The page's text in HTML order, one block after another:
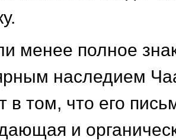
менее полное
наследием
в том, что его
и